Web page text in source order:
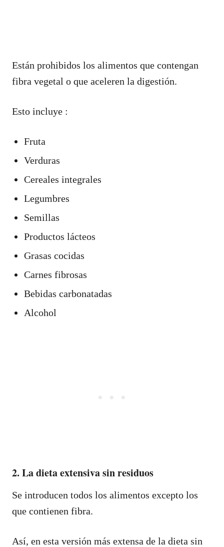
Están prohibidos los alimentos que contengan
fibra vegetal o que aceleren la digestión.
Esto incluye :
Fruta
Verduras
Cereales integrales
Legumbres
Semillas
Productos lácteos
Grasas cocidas
Carnes fibrosas
Bebidas carbonatadas
Alcohol
2. La dieta extensiva sin residuos
Se introducen todos los alimentos excepto los
que contienen fibra.
Así, en esta versión más extensa de la dieta sin